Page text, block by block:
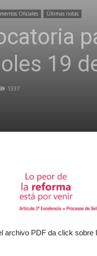
Oficiales Últimas notas
19
1337
archivo PDF da click sobre